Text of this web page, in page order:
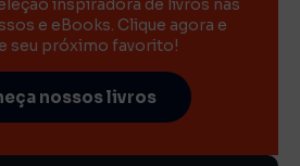
inspiradora de livros nas
e eBooks. Clique agora e
seu próximo favorito!
nossos livros